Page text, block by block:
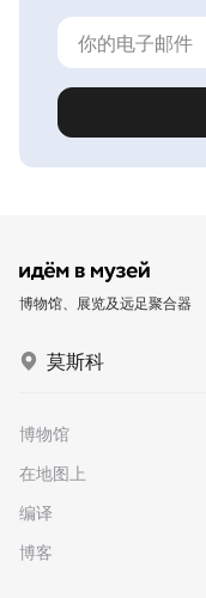
博物馆、展览及远足聚合器
莫斯科
博物馆
在地图上
编译
博客